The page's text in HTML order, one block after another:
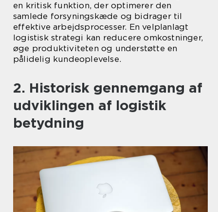
en kritisk funktion, der optimerer den
samlede forsyningskæde og bidrager til
effektive arbejdsprocesser. En velplanlagt
logistisk strategi kan reducere omkostninger,
øge produktiviteten og understøtte en
pålidelig kundeoplevelse.
2. Historisk gennemgang af
udviklingen af logistik
betydning